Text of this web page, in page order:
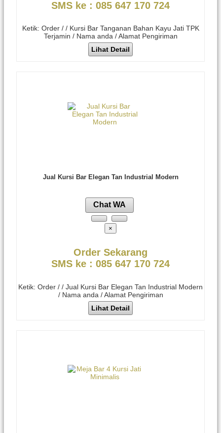
SMS ke : 085 647 170 724
Ketik: Order / / Kursi Bar Tanganan Bahan Kayu Jati TPK
Terjamin / Nama anda / Alamat Pengiriman
Lihat Detail
Jual Kursi Bar Elegan Tan Industrial Modern
Chat WA
×
Order Sekarang
SMS ke : 085 647 170 724
Ketik: Order / / Jual Kursi Bar Elegan Tan Industrial Modern
/ Nama anda / Alamat Pengiriman
Lihat Detail